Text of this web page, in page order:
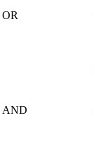
OR
AND